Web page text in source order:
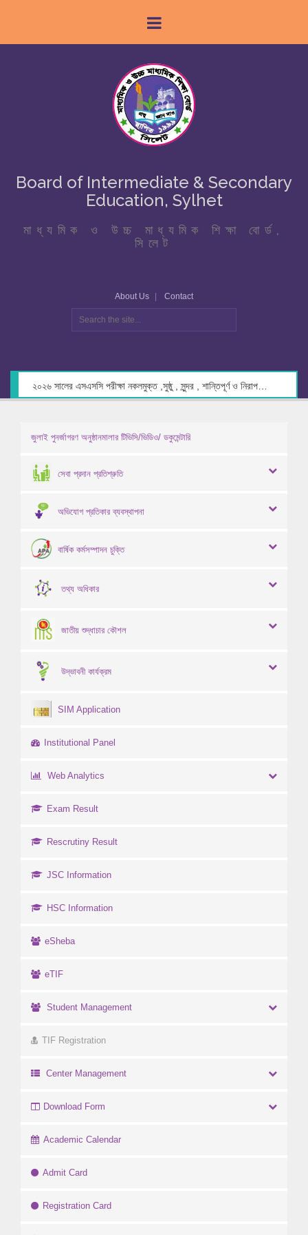
Board of Intermediate & Secondary
Education, Sylhet
মাধ্যমিক ও উচ্চ মাধ্যমিক শিক্ষা বোর্ড,
সিলেট
About Us Contact
জুলাই পুনর্জাগরণ অনুষ্ঠানমালার টিভিসি/ভিডিও/ ডকুমেন্টারি
সেবা প্রদান প্রতিশ্রুতি
অভিযোগ প্রতিকার ব্যবস্থাপনা
বার্ষিক কর্মসম্পাদন চুক্তি
তথ্য অধিকার
জাতীয় শুদ্ধাচার কৌশল
উদ্ভাবনী কার্যক্রম
SIM Application
Institutional Panel
Web Analytics
Exam Result
Rescrutiny Result
JSC Information
HSC Information
eSheba
eTIF
Student Management
TIF Registration
Center Management
Download Form
Academic Calendar
Admit Card
Registration Card